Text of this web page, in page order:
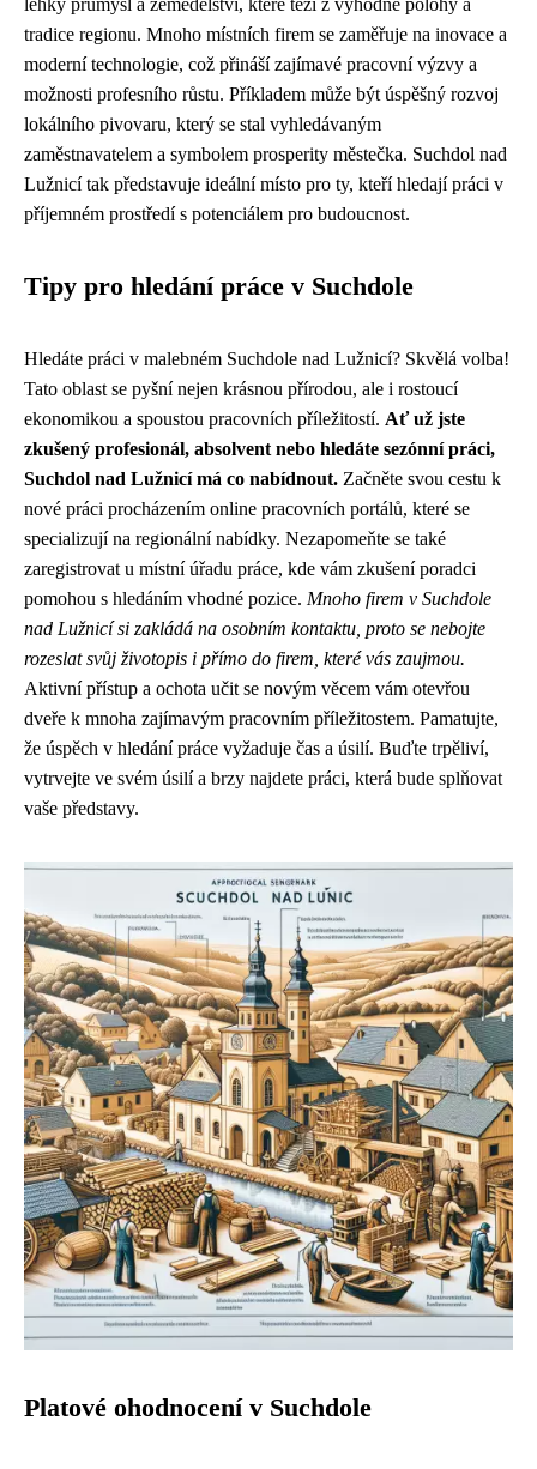
lehký průmysl a zemědělství, které těží z výhodné polohy a
tradice regionu. Mnoho místních firem se zaměřuje na inovace a
moderní technologie, což přináší zajímavé pracovní výzvy a
možnosti profesního růstu. Příkladem může být úspěšný rozvoj
lokálního pivovaru, který se stal vyhledávaným
zaměstnavatelem a symbolem prosperity městečka. Suchdol nad
Lužnicí tak představuje ideální místo pro ty, kteří hledají práci v
příjemném prostředí s potenciálem pro budoucnost.
Tipy pro hledání práce v Suchdole
Hledáte práci v malebném Suchdole nad Lužnicí? Skvělá volba!
Tato oblast se pyšní nejen krásnou přírodou, ale i rostoucí
ekonomikou a spoustou pracovních příležitostí. Ať už jste
zkušený profesionál, absolvent nebo hledáte sezónní práci,
Suchdol nad Lužnicí má co nabídnout. Začněte svou cestu k
nové práci procházením online pracovních portálů, které se
specializují na regionální nabídky. Nezapomeňte se také
zaregistrovat u místní úřadu práce, kde vám zkušení poradci
pomohou s hledáním vhodné pozice. Mnoho firem v Suchdole
nad Lužnicí si zakládá na osobním kontaktu, proto se nebojte
rozeslat svůj životopis i přímo do firem, které vás zaujmou.
Aktivní přístup a ochota učit se novým věcem vám otevřou
dveře k mnoha zajímavým pracovním příležitostem. Pamatujte,
že úspěch v hledání práce vyžaduje čas a úsilí. Buďte trpěliví,
vytrvejte ve svém úsilí a brzy najdete práci, která bude splňovat
vaše představy.
Platové ohodnocení v Suchdole